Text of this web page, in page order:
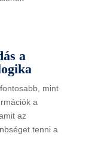
a
mint
a
az
tenni a